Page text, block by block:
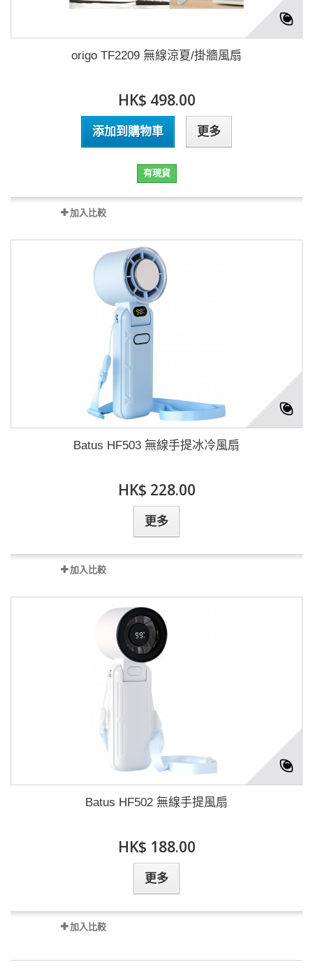
origo TF2209 無線涼夏/掛牆風扇
HK$ 498.00
添加到購物車 更多
有現貨
加入比較
Batus HF503 無線手提冰冷風扇
HK$ 228.00
更多
加入比較
Batus HF502 無線手提風扇
HK$ 188.00
更多
加入比較